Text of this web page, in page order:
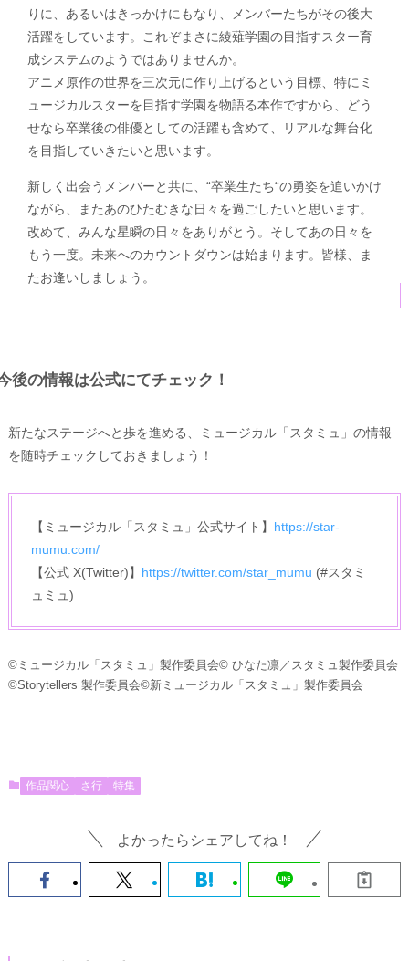
りに、あるいはきっかけにもなり、メンバーたちがその後大
活躍をしています。これぞまさに綾薙学園の目指すスター育
成システムのようではありませんか。
アニメ原作の世界を三次元に作り上げるという目標、特にミ
ュージカルスターを目指す学園を物語る本作ですから、どう
せなら卒業後の俳優としての活躍も含めて、リアルな舞台化
を目指していきたいと思います。
新しく出会うメンバーと共に、“卒業生たち“の勇姿を追いかけ
ながら、またあのひたむきな日々を過ごしたいと思います。
改めて、みんな星瞬の日々をありがとう。そしてあの日々を
もう一度。未来へのカウントダウンは始まります。皆様、ま
たお逢いしましょう。
後の情報は公式にてチェック！
新たなステージへと歩を進める、ミュージカル「スタミュ」の情報
を随時チェックしておきましょう！
【ミュージカル「スタミュ」公式サイト】 https://star-
mumu.com/
【公式 X(Twitter)】 https://twitter.com/star_mumu (#スタミ
ュミュ)
©ミュージカル「スタミュ」製作委員会© ひなた凛／スタミュ製作委員会
©Storytellers 製作委員会©新ミュージカル「スタミュ」製作委員会
作品関心 さ行 特集
よかったらシェアしてね！